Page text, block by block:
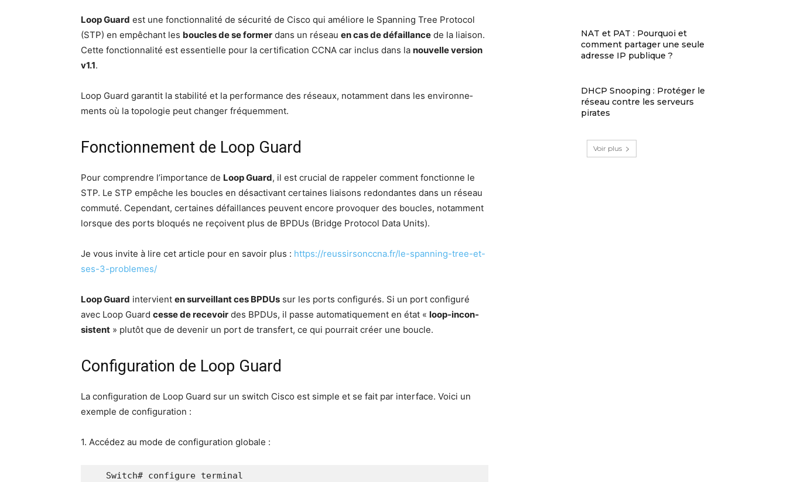
Loop Guard est une fonc­tion­na­li­té de sécu­ri­té de Cis­co qui amé­liore le Span­ning Tree Pro­to­col
(STP) en empê­chant les boucles de se for­mer dans un réseau en cas de défaillance de la liai­son.
Cette fonc­tion­na­li­té est essen­tielle pour la cer­ti­fi­ca­tion CCNA car inclus dans la nou­velle ver­sion
v1.1.
Loop Guard garan­tit la sta­bi­li­té et la per­for­mance des réseaux, notam­ment dans les envi­ron­ne­
ments où la topo­lo­gie peut chan­ger fréquemment.
Fonctionnement de Loop Guard
Pour com­prendre l’im­por­tance de Loop Guard, il est cru­cial de rap­pe­ler com­ment fonc­tionne le
STP. Le STP empêche les boucles en désac­ti­vant cer­taines liai­sons redon­dantes dans un réseau
com­mu­té. Cepen­dant, cer­taines défaillances peuvent encore pro­vo­quer des boucles, notam­ment
lorsque des ports blo­qués ne reçoivent plus de BPDUs (Bridge Pro­to­col Data Units).
Je vous invite à lire cet article pour en savoir plus : https://reussirsonccna.fr/le-spanning-tree-et-
ses-3-problemes/
Loop Guard inter­vient en sur­veillant ces BPDUs sur les ports confi­gu­rés. Si un port confi­gu­ré
avec Loop Guard cesse de rece­voir des BPDUs, il passe auto­ma­ti­que­ment en état « loop-incon­
sistent » plu­tôt que de deve­nir un port de trans­fert, ce qui pour­rait créer une boucle.
Configuration de Loop Guard
La confi­gu­ra­tion de Loop Guard sur un switch Cis­co est simple et se fait par inter­face. Voi­ci un
exemple de configuration :
1. Accé­dez au mode de confi­gu­ra­tion globale :
Switch# configure terminal
NAT et PAT : Pourquoi et
comment partager une seule
adresse IP publique ?
DHCP Snooping : Protéger le
réseau contre les serveurs
pirates
Voir plus